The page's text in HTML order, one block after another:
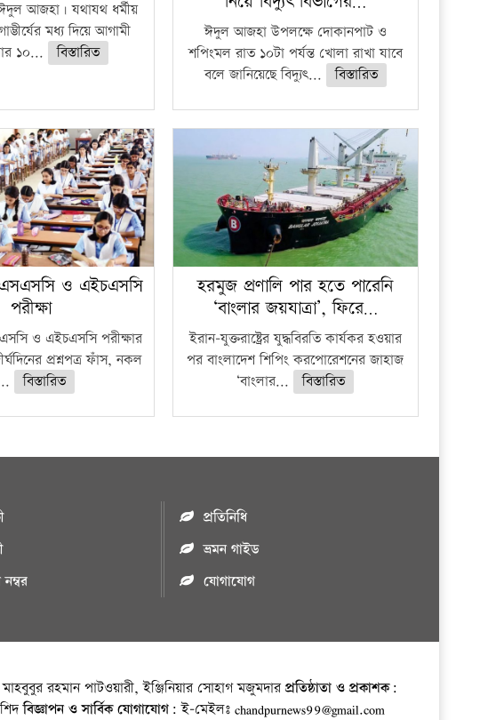
আজহা। যথাযথ ধর্মীয়
মধ্য দিয়ে আগামী
১০...
বিস্তারিত
ঈদুল আজহা উপলক্ষে দোকানপাট ও
শপিংমল রাত ১০টা পর্যন্ত খোলা রাখা যাবে
বলে জানিয়েছে বিদ্যুৎ...
বিস্তারিত
ও এইচএসসি
পরীক্ষা
ও এইচএসসি পরীক্ষার
প্রশ্নপত্র ফাঁস, নকল
বিস্তারিত
হরমুজ প্রণালি পার হতে পারেনি
‘বাংলার জয়যাত্রা’, ফিরে…
ইরান-যুক্তরাষ্ট্রের যুদ্ধবিরতি কার্যকর হওয়ার
পর বাংলাদেশ শিপিং করপোরেশনের জাহাজ
‘বাংলার...
বিস্তারিত
প্রতিনিধি
ভ্রমন গাইড
যোগাযোগ
রহমান পাটওয়ারী, ইঞ্জিনিয়ার সোহাগ মজুমদারপ্রতিষ্ঠাতা ও প্রকাশক:
বিজ্ঞাপন ও সার্বিক যোগাযোগ: ই-মেইলঃ chandpurnews99@gmail.com